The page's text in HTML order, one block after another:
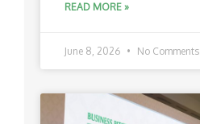
READ MORE »
June 8, 2026 No Comments